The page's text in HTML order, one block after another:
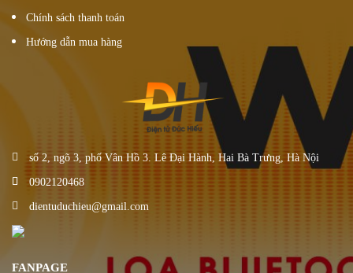
Chính sách thanh toán
Hướng dẫn mua hàng
số 2, ngõ 3, phố Vân Hồ 3. Lê Đại Hành, Hai Bà Trưng, Hà Nội
0902120468
dientuduchieu@gmail.com
FANPAGE